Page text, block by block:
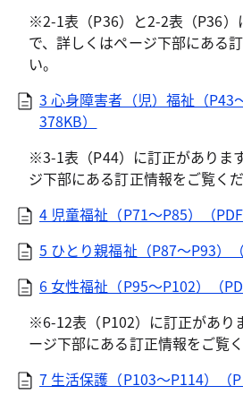
※2-1表（P36）と2-2表（P36）
で、詳しくはページ下部にある
い。
3 心身障害者（児）福祉（P43
378KB）
※3-1表（P44）に訂正がありま
ジ下部にある訂正情報をご覧くだ
4 児童福祉（P71～P85）（PDF
5 ひとり親福祉（P87～P93）
6 女性福祉（P95～P102）（
※6-12表（P102）に訂正があり
ージ下部にある訂正情報をご覧く
7 生活保護（P103～P114）（